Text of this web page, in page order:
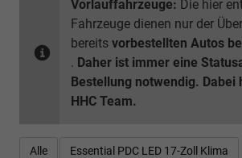
Vorlauffahrzeuge: Die hier
Fahrzeuge dienen nur der
bereits vorbestellten Autos
. Daher ist immer eine
Bestellung notwendig. Dabei
HHC Team.
Alle Essential PDC LED 17-Zoll Klima